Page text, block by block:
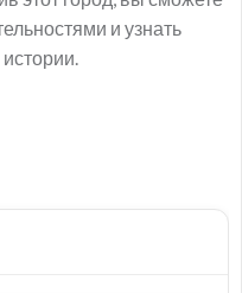
и узнать